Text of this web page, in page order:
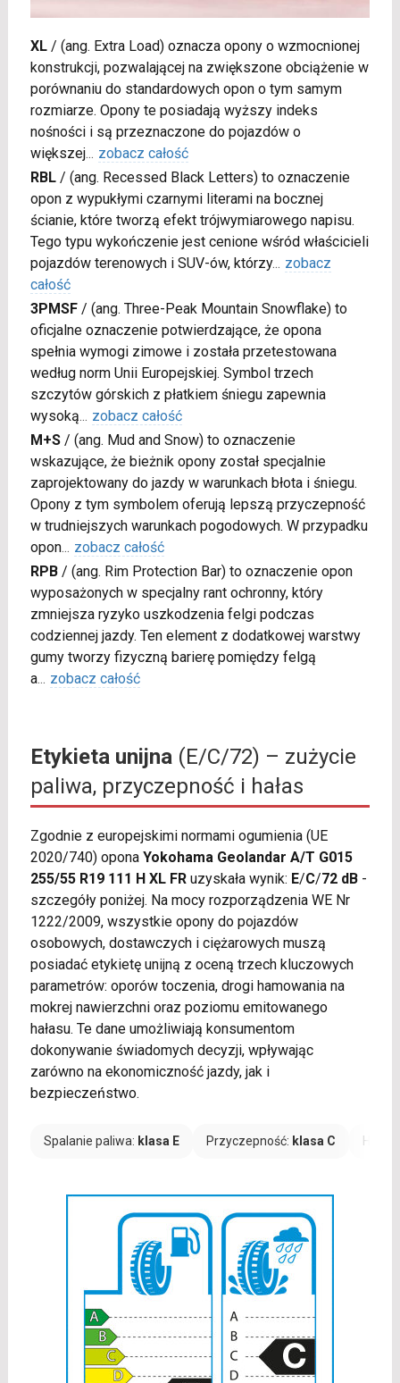
XL/ (ang. Extra Load) oznacza opony o wzmocnionej
konstrukcji, pozwalającej na zwiększone obciążenie w
porównaniu do standardowych opon o tym samym
rozmiarze. Opony te posiadają wyższy indeks
nośności i są przeznaczone do pojazdów o
większej... zobacz całość
RBL/ (ang. Recessed Black Letters) to oznaczenie
opon z wypukłymi czarnymi literami na bocznej
ścianie, które tworzą efekt trójwymiarowego napisu.
Tego typu wykończenie jest cenione wśród właścicieli
pojazdów terenowych i SUV-ów, którzy... zobacz
całość
3PMSF/ (ang. Three-Peak Mountain Snowflake) to
oficjalne oznaczenie potwierdzające, że opona
spełnia wymogi zimowe i została przetestowana
według norm Unii Europejskiej. Symbol trzech
szczytów górskich z płatkiem śniegu zapewnia
wysoką... zobacz całość
M+S/ (ang. Mud and Snow) to oznaczenie
wskazujące, że bieżnik opony został specjalnie
zaprojektowany do jazdy w warunkach błota i śniegu.
Opony z tym symbolem oferują lepszą przyczepność
w trudniejszych warunkach pogodowych. W przypadku
opon... zobacz całość
RPB/ (ang. Rim Protection Bar) to oznaczenie opon
wyposażonych w specjalny rant ochronny, który
zmniejsza ryzyko uszkodzenia felgi podczas
codziennej jazdy. Ten element z dodatkowej warstwy
gumy tworzy fizyczną barierę pomiędzy felgą
a... zobacz całość
Etykieta unijna(E/C/72) – zużycie
paliwa, przyczepność i hałas
Zgodnie z europejskimi normami ogumienia (UE
2020/740) opona Yokohama Geolandar A/T G015
255/55 R19 111 H XL FRuzyskała wynik: E/C/72 dB-
szczegóły poniżej. Na mocy rozporządzenia WE Nr
1222/2009, wszystkie opony do pojazdów
osobowych, dostawczych i ciężarowych muszą
posiadać etykietę unijną z oceną trzech kluczowych
parametrów: oporów toczenia, drogi hamowania na
mokrej nawierzchni oraz poziomu emitowanego
hałasu. Te dane umożliwiają konsumentom
dokonywanie świadomych decyzji, wpływając
zarówno na ekonomiczność jazdy, jak i
bezpieczeństwo.
Spalanie paliwa: klasa E Przyczepność: klasa C Hałas: